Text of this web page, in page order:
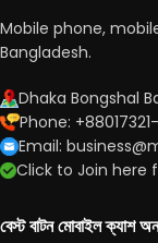
Mobile phone,
Bangladesh.
Dhaka Bongshal
Phone:
Email:
Click to Join here
বেস্ট বাটন মোবাইল ক্যাশ